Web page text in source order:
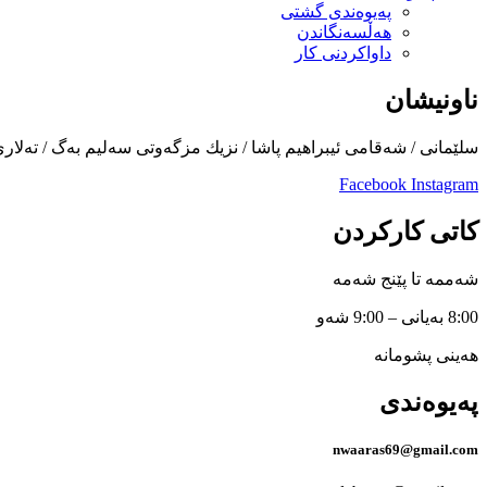
پەیوەندی گشتی
هەڵسەنگاندن
داواكردنی كار
ناونیشان
سلێمانی / شەقامی ئیبراهیم پاشا / نزیك مزگەوتی سەلیم بەگ /
Facebook Instagram
کاتی کارکردن
شەممە تا پێنج شەمە
8:00 بەیانی – 9:00 شەو
هەینی پشومانە
پەیوەندی
nwaaras69@gmail.com